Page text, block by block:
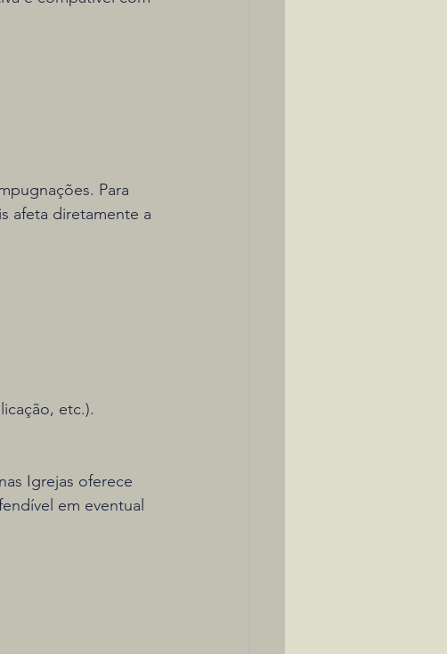
Para
afeta diretamente a
etc.).
Igrejas oferece
em eventual